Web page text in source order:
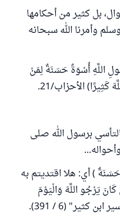
بل كثير من أحكامها
وأمرنا الله سبحانه
اللَّهِ أُسْوَةٌ حَسَنَةٌ لِمَنْ
كَثِيرًا) الأحزاب/21.
برسول الله صلى
) أي: هلا اقتديتم به
يَرْجُو اللَّهَ وَالْيَوْمَ
كثير" (6 / 391).